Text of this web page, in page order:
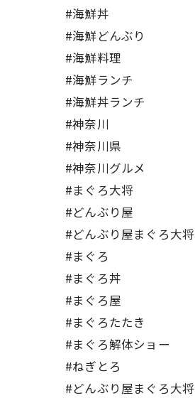
#海鮮丼
#海鮮どんぶり
#海鮮料理
#海鮮ランチ
#海鮮丼ランチ
#神奈川
#神奈川県
#神奈川グルメ
#まぐろ大将
#どんぶり屋
#どんぶり屋まぐろ大将
#まぐろ
#まぐろ丼
#まぐろ屋
#まぐろたたき
#まぐろ解体ショー
#ねぎとろ
#どんぶり屋まぐろ大将